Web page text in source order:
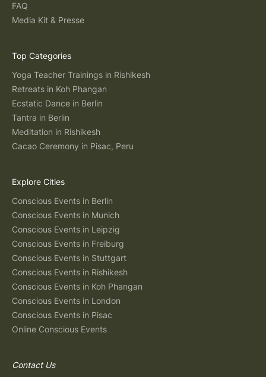
FAQ
Media Kit & Presse
Top Categories
Yoga Teacher Trainings in Rishikesh
Retreats in Koh Phangan
Ecstatic Dance in Berlin
Tantra in Berlin
Meditation in Rishikesh
Cacao Ceremony in Pisac, Peru
Explore Cities
Conscious Events in Berlin
Conscious Events in Munich
Conscious Events in Leipzig
Conscious Events in Freiburg
Conscious Events in Stuttgart
Conscious Events in Rishikesh
Conscious Events in Koh Phangan
Conscious Events in London
Conscious Events in Pisac
Online Conscious Events
Contact Us